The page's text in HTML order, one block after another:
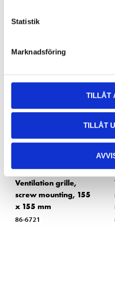
Statistik
Marknadsföring
TILLÅT
TILLÅT
Other
4990
Ventilation grille,
screw mounting, 155
x 155 mm
86-6721